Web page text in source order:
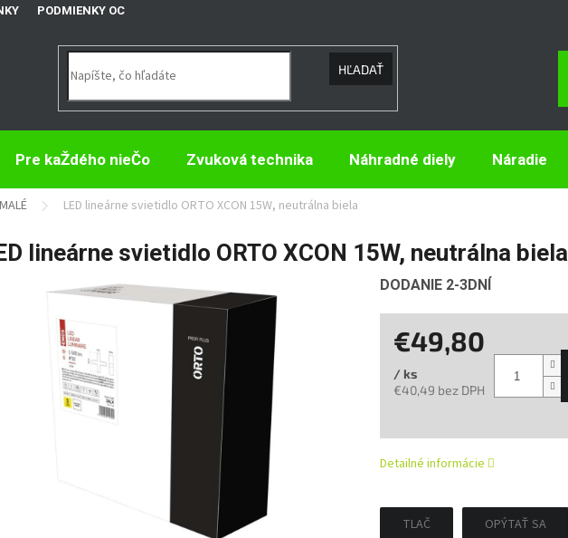
PODMIENKY OCHRANY OSOBNÝCH ÚDAJOV
HĽADAŤ
Pre kaŽdého nieČo Zvuková technika Náhradné diely Náradie
LED lineárne svietidlo ORTO XCON 15W, neutrálna biela
lineárne svietidlo ORTO XCON 15W, neutrálna biela
DODANIE 2-3DNÍ
€49,80
/ ks
€40,49 bez DPH
Detailné informácie
TLAČ
OPÝTAŤ SA